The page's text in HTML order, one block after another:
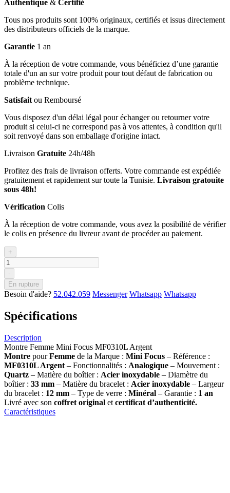
Authentique & Certifié
Tous nos produits sont 100% originaux, certifiés et issus directement
des distributeurs officiels de la marque.
Garantie 1 an
À la réception de votre commande, vous bénéficiez d’une garantie
totale d'un an sur votre produit pour tout défaut de fabrication ou
problème technique.
Satisfait ou Remboursé
Vous disposez d'un délai légal pour échanger ou retourner votre
produit si celui-ci ne correspond pas à vos attentes, à condition qu'il
soit renvoyé dans son emballage d'origine intact.
Livraison Gratuite 24h/48h
Profitez des frais de livraison offerts. Votre commande est expédiée
gratuitement et rapidement sur toute la Tunisie. Livraison gratouite
sous 48h!
Vérification Colis
À la réception de votre commande, vous avez la posibilité de vérifier
le colis en présence du livreur avant de procéder au paiement.
+
-
En rupture
Besoin d'aide? 52.042.059 Messenger Whatsapp Whatsapp
Spécifications
Description
Montre Femme Mini Focus MF0310L Argent
Montre pourFemme de la Marque : Mini Focus – Référence :
MF0310L Argent – Fonctionnalités : Analogique – Mouvement :
Quartz – Matière du boîtier : Acier inoxydable – Diamètre du
boîtier : 33 mm – Matière du bracelet : Acier inoxydable – Largeur
du bracelet : 12 mm – Type de verre : Minéral – Garantie : 1 an
Livré avec son coffret original et certificat d’authenticité.
Caractéristiques